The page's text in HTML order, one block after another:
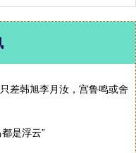
差韩旭李月汝，宫鲁鸣或舍
是浮云”